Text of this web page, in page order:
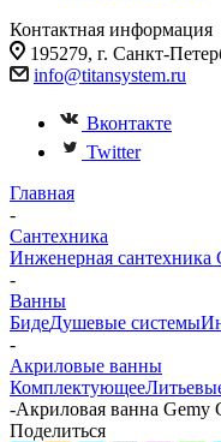
Контактная информация
195279, г. Санкт-
info@titansystem.ru
Вконтакте
Twitter
Главная
-
Сантехника
Инженерная сантехника
-
Ванны
БидеДушевые системы
-
Акриловые ванны
Комплектующее
-Акриловая ванна Gemy
Поделиться